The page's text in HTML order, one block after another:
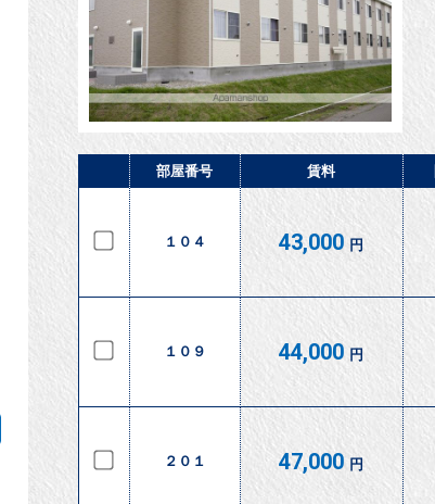
部屋番号 賃料
１０４ 43,000 円
１０９ 44,000 円
２０１ 47,000 円